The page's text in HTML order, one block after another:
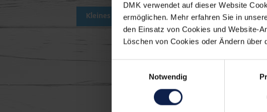
DMK verwendet auf dieser Website
ermöglichen. Mehr erfahren Sie in
den Einsatz von Cookies und Website-
Löschen von Cookies oder Ändern über
Notwendig
Kleines Gericht Snacks Einweihungsfeiern
Die können